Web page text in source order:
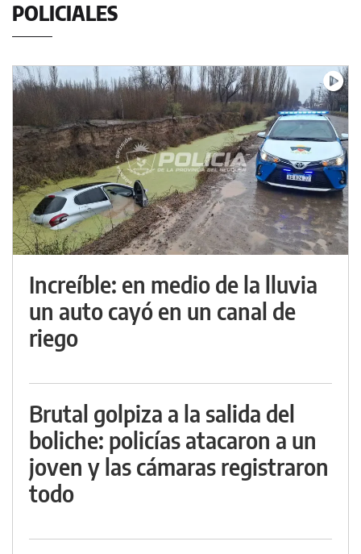
POLICIALES
Increíble: en medio de la lluvia
un auto cayó en un canal de
riego
Brutal golpiza a la salida del
boliche: policías atacaron a un
joven y las cámaras registraron
todo